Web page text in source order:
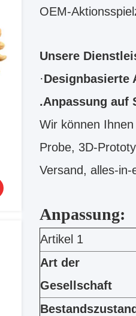
OEM-
Unsere
·Designbasierte
.Anpassung auf
Wir können
Probe, 3D-
Versand, alles-
Anpassung:
Artikel 1
Art der
Gesellschaft
Bestandszustand